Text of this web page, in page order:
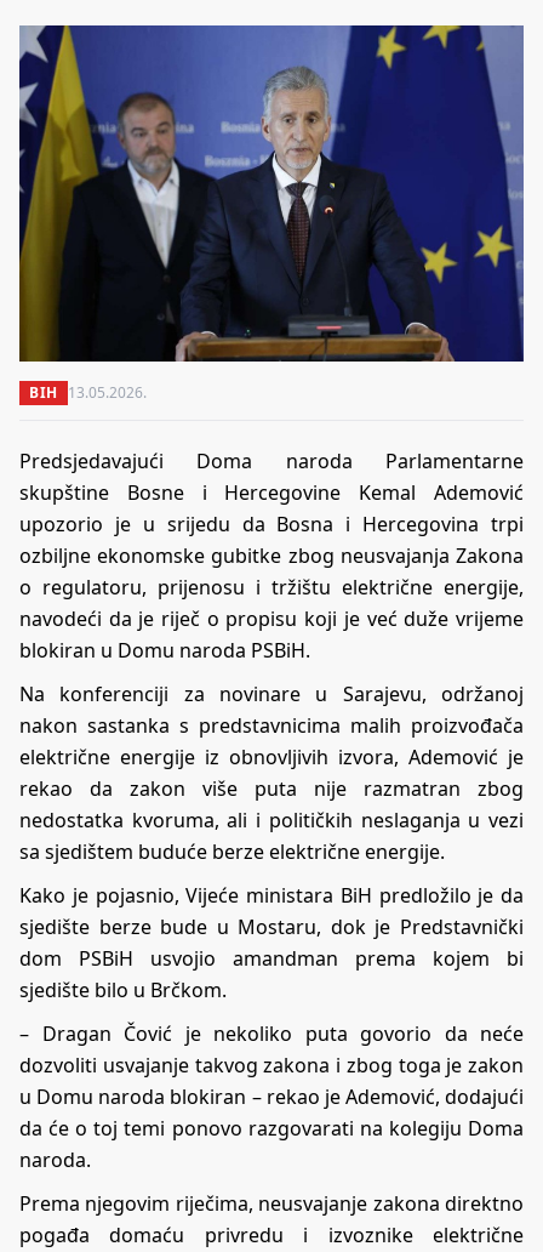
BIH 13.05.2026.
Predsjedavajući Doma naroda Parlamentarne
skupštine Bosne i Hercegovine Kemal Ademović
upozorio je u srijedu da Bosna i Hercegovina trpi
ozbiljne ekonomske gubitke zbog neusvajanja Zakona
o regulatoru, prijenosu i tržištu električne energije,
navodeći da je riječ o propisu koji je već duže vrijeme
blokiran u Domu naroda PSBiH.
Na konferenciji za novinare u Sarajevu, održanoj
nakon sastanka s predstavnicima malih proizvođača
električne energije iz obnovljivih izvora, Ademović je
rekao da zakon više puta nije razmatran zbog
nedostatka kvoruma, ali i političkih neslaganja u vezi
sa sjedištem buduće berze električne energije.
Kako je pojasnio, Vijeće ministara BiH predložilo je da
sjedište berze bude u Mostaru, dok je Predstavnički
dom PSBiH usvojio amandman prema kojem bi
sjedište bilo u Brčkom.
– Dragan Čović je nekoliko puta govorio da neće
dozvoliti usvajanje takvog zakona i zbog toga je zakon
u Domu naroda blokiran – rekao je Ademović, dodajući
da će o toj temi ponovo razgovarati na kolegiju Doma
naroda.
Prema njegovim riječima, neusvajanje zakona direktno
pogađa domaću privredu i izvoznike električne